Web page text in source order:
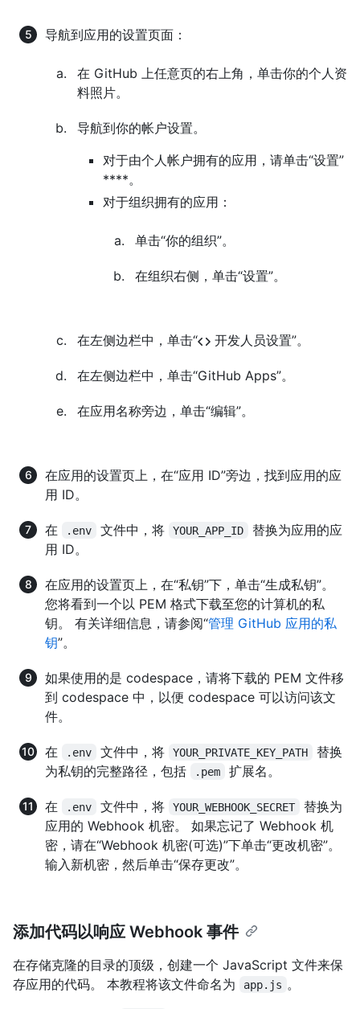
导航到应用的设置页面：
在 GitHub 上任意页的右上角，单击你的个人资
料照片。
导航到你的帐户设置。
对于由个人帐户拥有的应用，请单击“设置”
****。
对于组织拥有的应用：
单击“你的组织”。
在组织右侧，单击“设置”。
在左侧边栏中，单击“ 开发人员设置”。
在左侧边栏中，单击“GitHub Apps”。
在应用名称旁边，单击“编辑”。
在应用的设置页上，在“应用 ID”旁边，找到应用的应
用 ID。
在 .env 文件中，将 YOUR_APP_ID
替换为应用的应
用 ID。
在应用的设置页上，在“私钥”下，单击“生成私钥”。
您将看到一个以 PEM 格式下载至您的计算机的私
钥。 有关详细信息，请参阅“管理 GitHub 应用的私
钥”。
如果使用的是 codespace，请将下载的 PEM 文件移
到 codespace 中，以便 codespace 可以访问该文
件。
在 .env 文件中，将 YOUR_PRIVATE_KEY_PATH
替换
为私钥的完整路径，包括
.pem 扩展名。
在 .env 文件中，将 YOUR_WEBHOOK_SECRET
替换为
应用的 Webhook 机密。 如果忘记了 Webhook 机
密，请在“Webhook 机密(可选)”下单击“更改机密”。
输入新机密，然后单击“保存更改”。
添加代码以响应 Webhook 事件
在存储克隆的目录的顶级，创建一个 JavaScript 文件来保
存应用的代码。 本教程将该文件命名为
app.js 。